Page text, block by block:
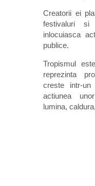
Creatorii ei
festivaluri
inlocuiasca
publice.
Tropismul
reprezinta
creste intr-
actiunea
lumina,